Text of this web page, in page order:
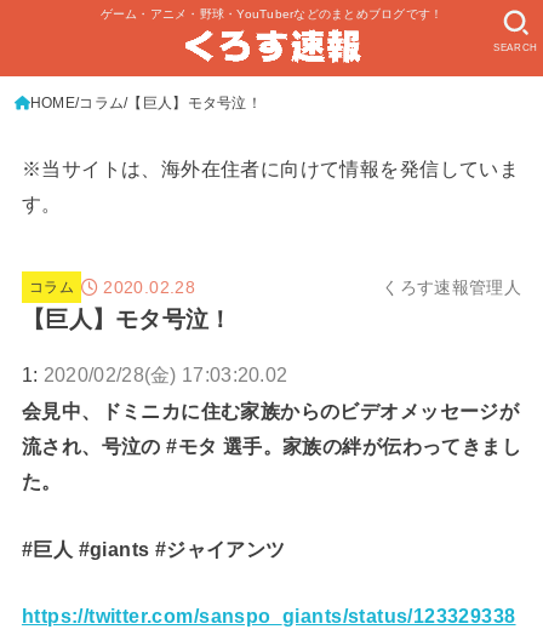
ゲーム・アニメ・野球・YouTuberなどのまとめブログです！
SEARCH
HOME コラム 【巨人】モタ号泣！
※当サイトは、海外在住者に向けて情報を発信していま
す。
コラム 2020.02.28 くろす速報管理人
【巨人】モタ号泣！
1: 2020/02/28(金) 17:03:20.02
会見中、ドミニカに住む家族からのビデオメッセージが
流され、号泣の #モタ 選手。家族の絆が伝わってきまし
た。
#巨人 #giants #ジャイアンツ
https://twitter.com/sanspo_giants/status/123329338